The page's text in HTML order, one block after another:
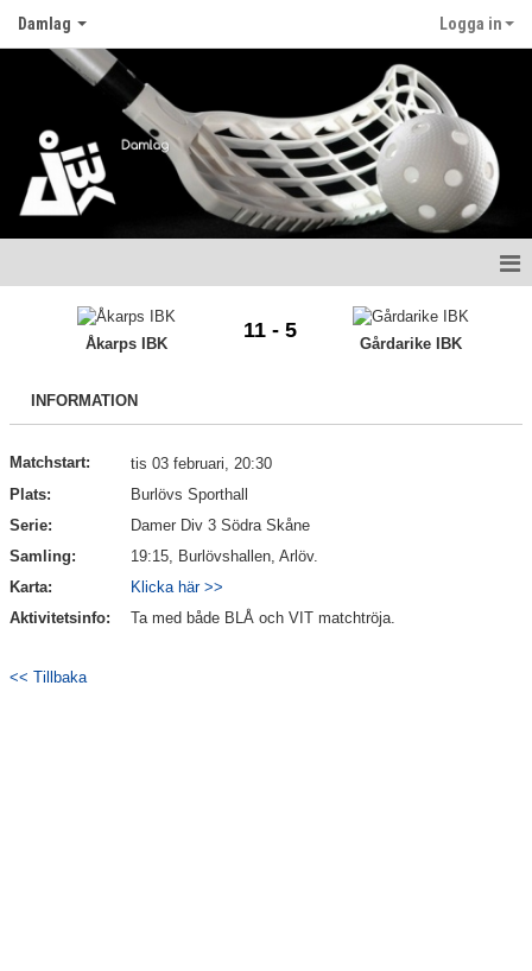
Damlag Logga in
Kalender
Matcher
Bildgalleri
Dokument
Åkarps IBK
11 - 5
Gårdarike IBK
INFORMATION
Matchstart:
tis 03 februari, 20:30
Plats:
Burlövs Sporthall
Serie:
Damer Div 3 Södra Skåne
Samling:
19:15, Burlövshallen, Arlöv.
Karta:
Klicka här >>
Aktivitetsinfo:
Ta med både BLÅ och VIT matchtröja.
<< Tillbaka